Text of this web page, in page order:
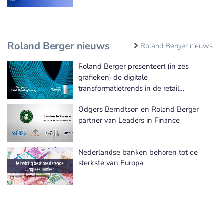
Roland Berger nieuws Roland Berger nieuws
Roland Berger presenteert (in zes
grafieken) de digitale
transformatietrends in de retail
Odgers Berndtson en Roland Berger
partner van Leaders in Finance
Nederlandse banken behoren tot de
sterkste van Europa